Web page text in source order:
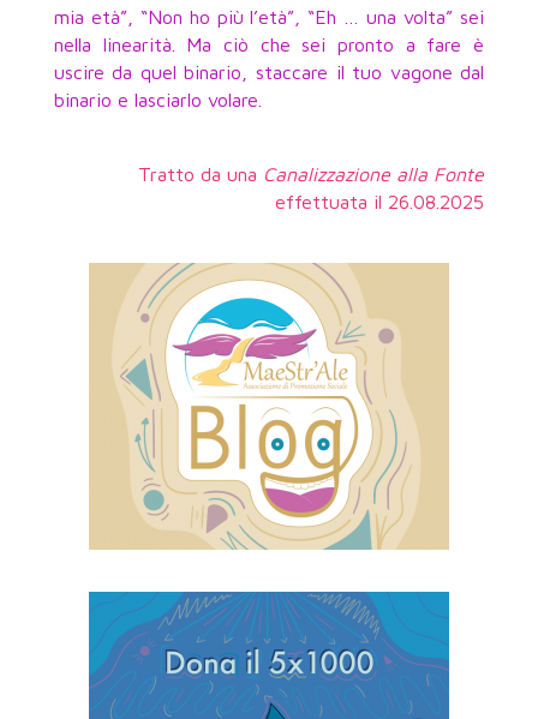
mia età”, “Non ho più l’età”, “Eh … una volta” sei
nella linearità. Ma ciò che sei pronto a fare è
uscire da quel binario, staccare il tuo vagone dal
binario e lasciarlo volare.
Tratto da una Canalizzazione alla Fonte
effettuata il 26.08.2025